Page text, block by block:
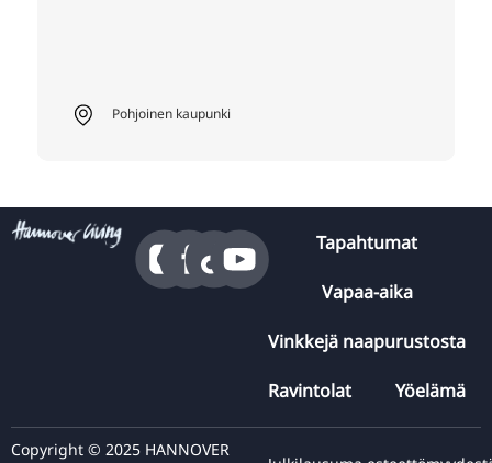
Pohjoinen kaupunki
Tapahtumat
Vapaa-aika
Vinkkejä naapurustosta
Ravintolat Yöelämä
Copyright © 2025 HANNOVER